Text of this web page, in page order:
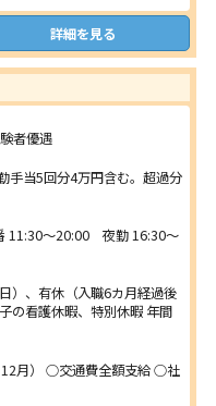
詳細を見る
者優遇
当5回分4万円含む。超過分
11:30～20:00 夜勤 16:30～
）、有休（入職6カ月経過後
の看護休暇、特別休暇 年間
月） ○交通費全額支給 ○社